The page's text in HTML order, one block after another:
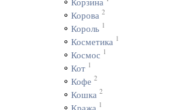
Корова 2
Король 1
Косметика 1
Космос 1
Кот 1
Кофе 2
Кошка 2
1